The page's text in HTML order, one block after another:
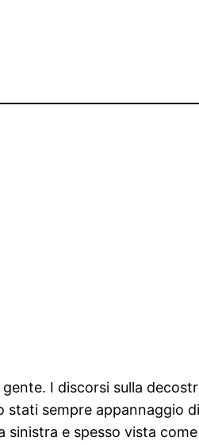
I discorsi sulla
stati sempre appannaggio
sinistra e spesso vista come